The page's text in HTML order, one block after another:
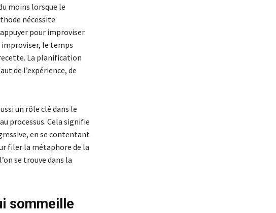
moins lorsque le
nécessite
pour improviser.
improviser, le temps
La planification
de l’expérience, de
un rôle clé dans le
processus. Cela signifie
en se contentant
filer la métaphore de la
se trouve dans la
sommeille